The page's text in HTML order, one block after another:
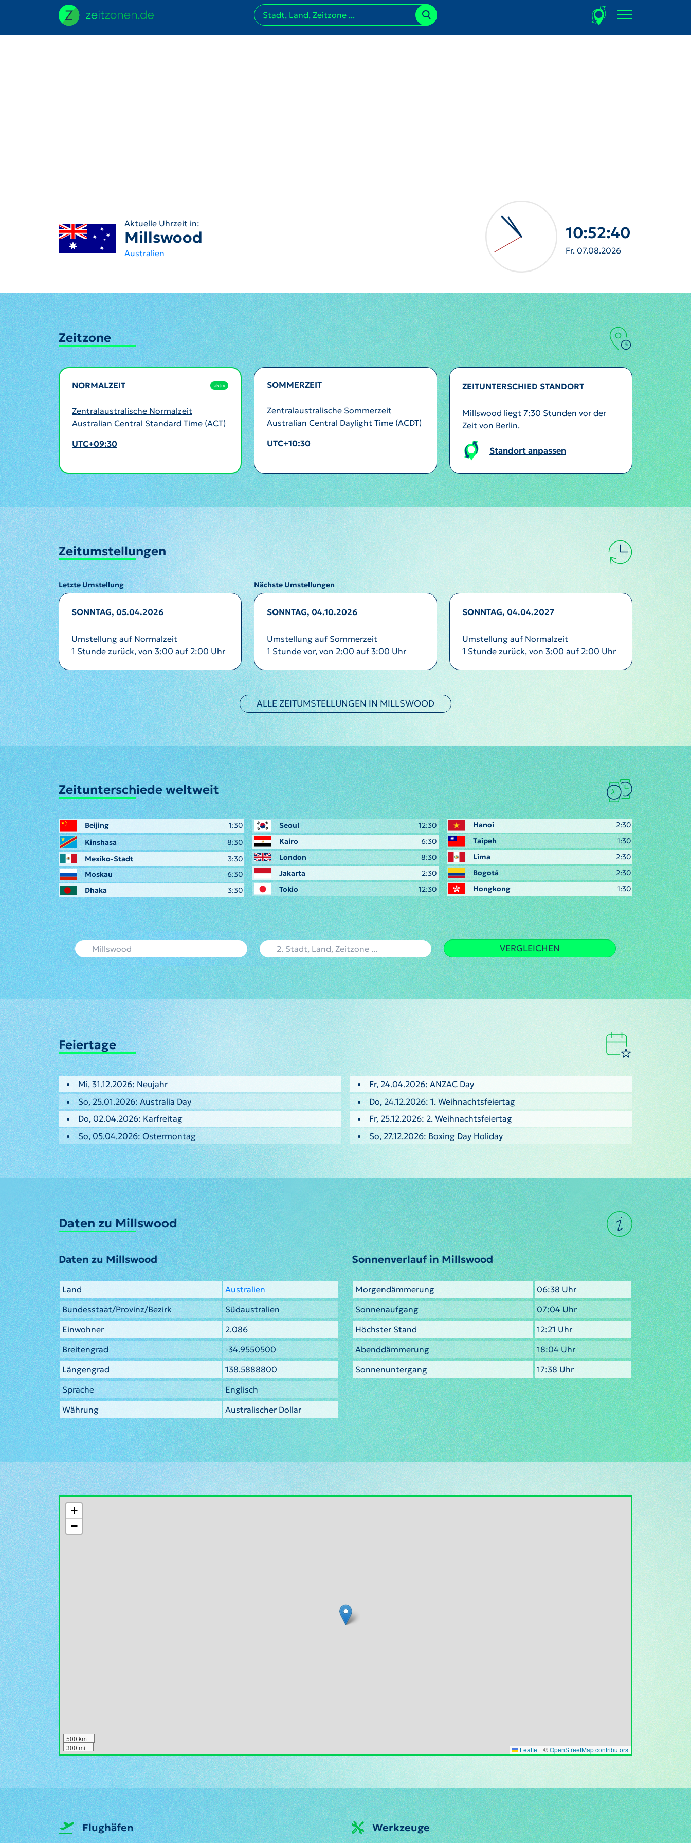
Aktuelle Uhrzeit in:
Millswood
Australien
10:52:42
Fr. 07.08.2026
Zeitzone
NORMALZEIT aktiv
Zentralaustralische Normalzeit
Australian Central Standard Time (ACT)
UTC+09:30
SOMMERZEIT
Zentralaustralische Sommerzeit
Australian Central Daylight Time (ACDT)
UTC+10:30
ZEITUNTERSCHIED STANDORT
Millswood liegt 7:30 Stunden vor der
Zeit von Berlin.
Standort anpassen
Zeitumstellungen
Letzte Umstellung Nächste Umstellungen
SONNTAG, 05.04.2026
Umstellung auf Normalzeit
1 Stunde zurück, von 3:00 auf 2:00 Uhr
SONNTAG, 04.10.2026
Umstellung auf Sommerzeit
1 Stunde vor, von 2:00 auf 3:00 Uhr
SONNTAG, 04.04.2027
Umstellung auf Normalzeit
1 Stunde zurück, von 3:00 auf 2:00 Uhr
ALLE ZEITUMSTELLUNGEN IN MILLSWOOD
Zeitunterschiede weltweit
Beijing
1:30
Kinshasa
8:30
Mexiko-Stadt
3:30
Moskau
6:30
Dhaka
3:30
Seoul
12:30
Kairo
6:30
London
8:30
Jakarta
2:30
Tokio
12:30
Hanoi
2:30
Taipeh
1:30
Lima
2:30
Bogotá
2:30
Hongkong
1:30
VERGLEICHEN
Feiertage
Mi, 31.12.2026: Neujahr
So, 25.01.2026: Australia Day
Do, 02.04.2026: Karfreitag
So, 05.04.2026: Ostermontag
Fr, 24.04.2026: ANZAC Day
Do, 24.12.2026: 1. Weihnachtsfeiertag
Fr, 25.12.2026: 2. Weihnachtsfeiertag
So, 27.12.2026: Boxing Day Holiday
Daten zu Millswood
Daten zu Millswood
Land
Australien
Bundesstaat/Provinz/Bezirk
Südaustralien
Einwohner
2.086
Breitengrad
-34.9550500
Längengrad
138.5888800
Sprache
Englisch
Währung
Australischer Dollar
Sonnenverlauf in Millswood
Morgendämmerung
06:38 Uhr
Sonnenaufgang
07:04 Uhr
Höchster Stand
12:21 Uhr
Abenddämmerung
18:04 Uhr
Sonnenuntergang
17:38 Uhr
+
−
500 km
300 mi
Leaflet | ©OpenStreetMap contributors
Flughäfen Werkzeuge